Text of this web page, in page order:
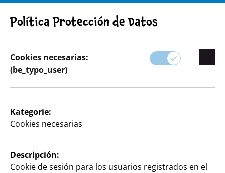
Surtido Fiestas y Regalos
Política Protección de Datos
Cookies necesarias:
(be_typo_user)
Kategorie:
Cookies necesarias
Descripción:
Cookie de sesión para los usuarios registrados en el